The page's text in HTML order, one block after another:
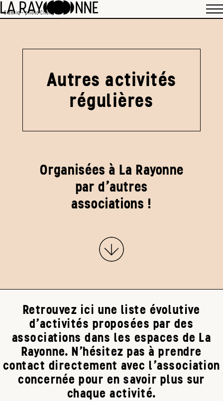
Sidekiq - photo Charly
Autres activités
régulières
Organisées à La Rayonne
par d'autres
associations !
Retrouvez ici une liste évolutive
d'activités proposées par des
associations dans les espaces de La
Rayonne. N'hésitez pas à prendre
contact directement avec l'association
concernée pour en savoir plus sur
chaque activité.